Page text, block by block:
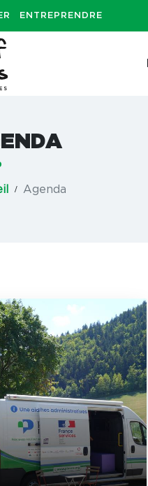
ENTREPRENDRE
Agenda